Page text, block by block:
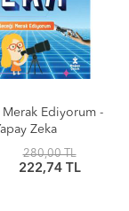
Ediyorum -
Zeka
280,00 TL
222,74 TL